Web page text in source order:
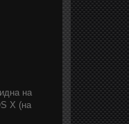
на
X (на